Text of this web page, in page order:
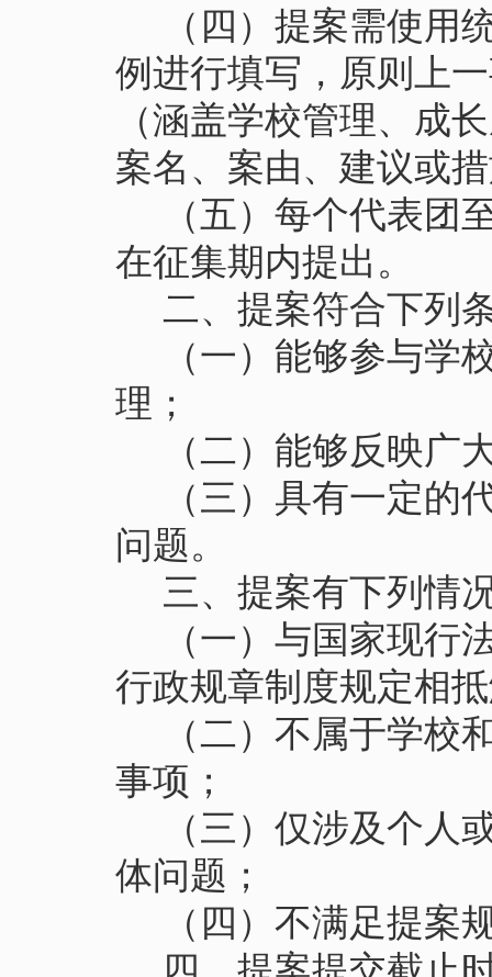
（ 四 ） 提案需使用
例进行填写，原则上
（涵盖学校管理、成
案名、案由、建议或
（五） 每个代表团
在征集期内提出。
二、提案符合下列
（一） 能够参与学
理；
（二） 能够反映广
（ 三 ） 具有一定的
问题。
三、提案有下列情
（一） 与国家现行
行政规章制度规定相
（二） 不属于学校
事项；
（ 三 ） 仅涉及个人
体问题；
（ 四 ） 不满足提案